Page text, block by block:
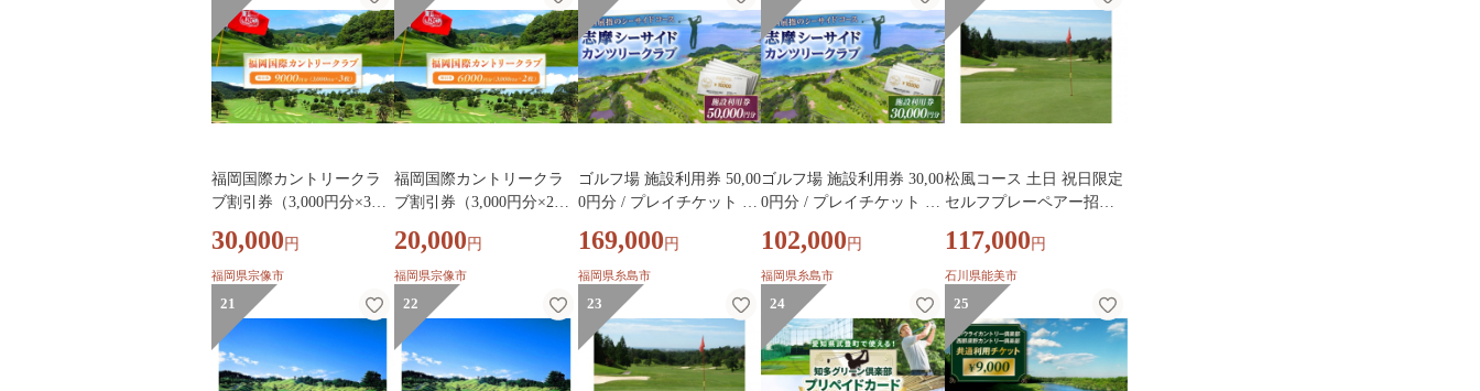
福岡国際カントリークラ
ブ割引券（3,000円分×3
ークラブ】_HA2064
30,000円
福岡県宗像市
福岡国際カントリークラ
ブ割引券（3,000円分×2
ークラブ】_HA2063
20,000円
福岡県宗像市
ゴルフ場 施設利用券 50,00
0円分 / プレイチケット ゴ
サイドカンツリークラブ
[ADO003]
169,000円
福岡県糸島市
ゴルフ場 施設利用券 30,00
0円分 / プレイチケット ゴ
サイドカンツリークラブ
[ADO002]
102,000円
福岡県糸島市
松風コース 土日 祝日限定
セルフプレーペアー招待
117,000円
石川県能美市
21 22 23 24 25